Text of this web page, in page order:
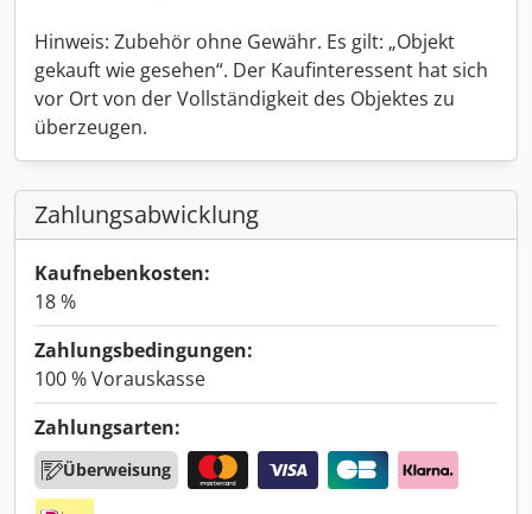
Hinweis: Zubehör ohne Gewähr. Es gilt: „Objekt
gekauft wie gesehen“. Der Kaufinteressent hat sich
vor Ort von der Vollständigkeit des Objektes zu
überzeugen.
Zahlungsabwicklung
Kaufnebenkosten:
18 %
Zahlungsbedingungen:
100 % Vorauskasse
Zahlungsarten:
Überweisung